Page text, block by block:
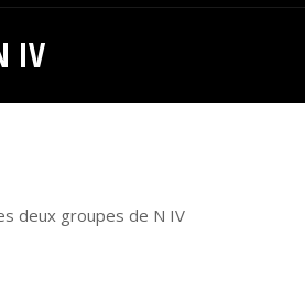
IV
deux groupes de N IV